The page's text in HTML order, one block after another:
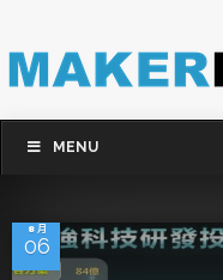
MENU
8 月
06